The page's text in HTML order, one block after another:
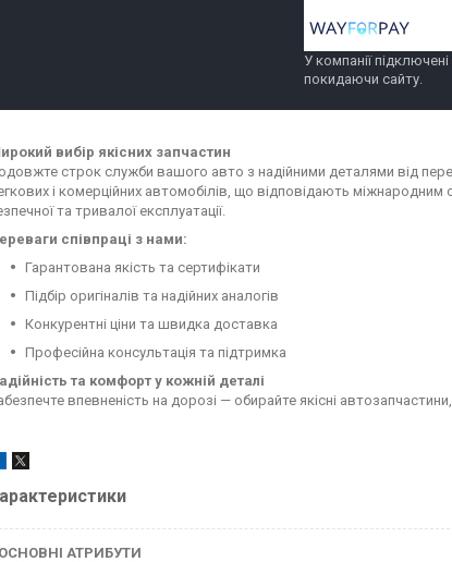
У компанії
покидаючи сайту.
вибір якісних запчастин
строк служби вашого авто з надійними деталями від
і комерційних автомобілів, що відповідають
та тривалої експлуатації.
співпраці з нами:
Гарантована якість та сертифікати
Підбір оригіналів та надійних аналогів
Конкурентні ціни та швидка доставка
Професійна консультація та підтримка
та комфорт у кожній деталі
впевненість на дорозі — обирайте якісні
ОСНОВНІ АТРИБУТИ